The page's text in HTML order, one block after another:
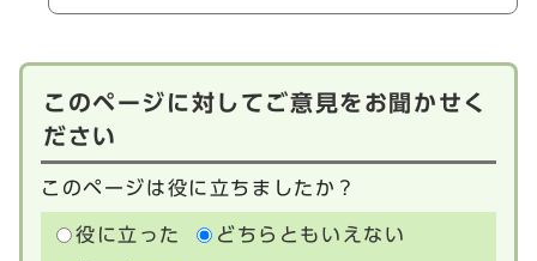
このページに対してご意見をお聞かせく
ださい
このページは役に立ちましたか？
役に立った
どちらともいえない